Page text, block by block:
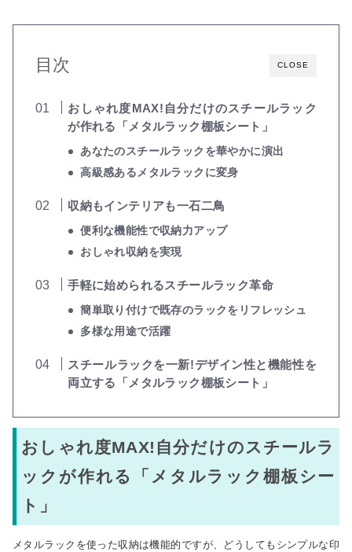
CLOSE
目次
おしゃれ度MAX!自分だけのスチールラック
が作れる「メタルラック棚板シート」
あなたのスチールラックを華やかに演出
高級感あるメタルラックに変身
収納もインテリアも一石二鳥
便利な機能性で収納力アップ
おしゃれ収納を実現
手軽に始められるスチールラック革命
簡単取り付けで既存のラックをリフレッシュ
多様な用途で活躍
スチールラックを一新!デザイン性と機能性を
両立する「メタルラック棚板シート」
おしゃれ度MAX!自分だけのスチールラ
ックが作れる「メタルラック棚板シー
ト」
メタルラックを使った収納は機能的ですが、どうしてもシンプルな印